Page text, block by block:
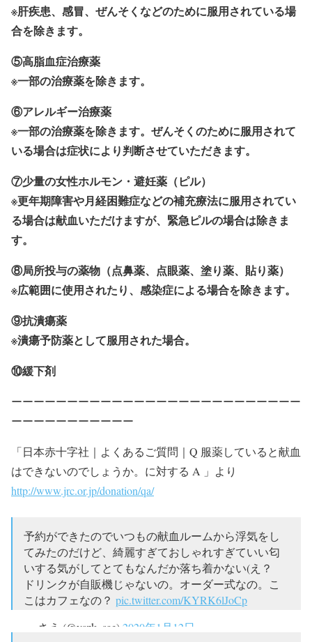
※肝疾患、感冒、ぜんそくなどのために服用されている場
合を除きます。
⑤高脂血症治療薬
※一部の治療薬を除きます。
⑥アレルギー治療薬
※一部の治療薬を除きます。ぜんそくのために服用されて
いる場合は症状により判断させていただきます。
⑦少量の女性ホルモン・避妊薬（ピル）
※更年期障害や月経困難症などの補充療法に服用されてい
る場合は献血いただけますが、緊急ピルの場合は除きま
す。
⑧局所投与の薬物（点鼻薬、点眼薬、塗り薬、貼り薬）
※広範囲に使用されたり、感染症による場合を除きます。
⑨抗潰瘍薬
※潰瘍予防薬として服用された場合。
⑩緩下剤
ーーーーーーーーーーーーーーーーーーーーーーーーーー
ーーーーーーーーーーー
「日本赤十字社｜よくあるご質問｜Q 服薬していると献血
はできないのでしょうか。に対する A 」より
http://www.jrc.or.jp/donation/qa/
予約ができたのでいつもの献血ルームから浮気をし
てみたのだけど、綺麗すぎておしゃれすぎていい匂
いする気がしてとてもなんだか落ち着かない(え？
ドリンクが自販機じゃないの。オーダー式なの。こ
こはカフェなの？ pic.twitter.com/KYRK6lJoCp
— さえ (@yszk_sae) 2020年1月12日